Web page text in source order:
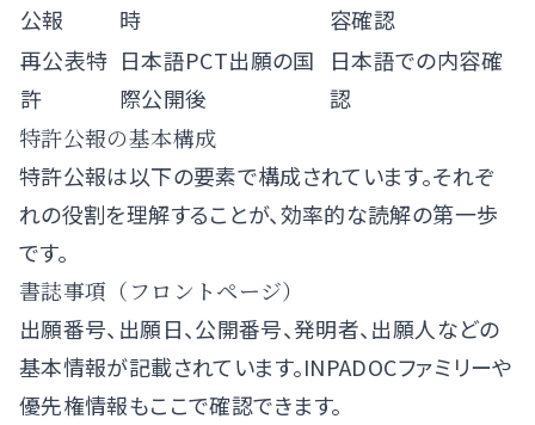
公報
時
容確認
再公表特
許
日本語PCT出願の国
際公開後
日本語での内容確
認
特許公報の基本構成
特許公報は以下の要素で構成されています。それぞ
れの役割を理解することが、効率的な読解の第一歩
です。
書誌事項（フロントページ）
出願番号、出願日、公開番号、発明者、出願人などの
基本情報が記載されています。INPADOCファミリーや
優先権情報もここで確認できます。